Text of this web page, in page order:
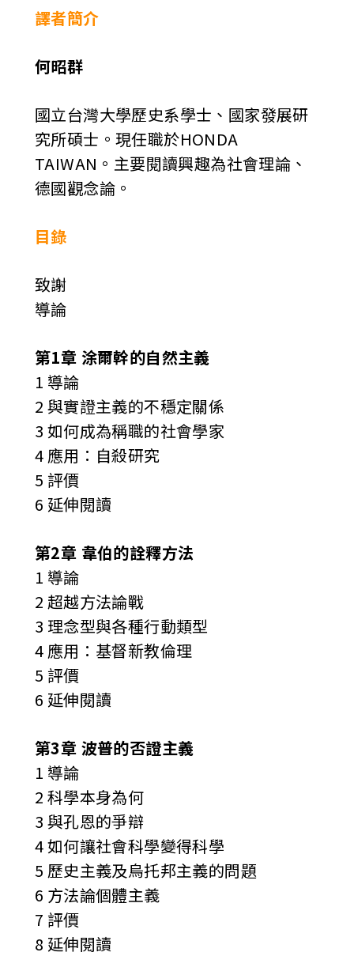
譯者簡介
何昭群
國立台灣大學歷史系學士、國家發展研
究所碩士。現任職於HONDA
TAIWAN。主要閱讀興趣為社會理論、
德國觀念論。
目錄
致謝
導論
第1章 涂爾幹的自然主義
1 導論
2 與實證主義的不穩定關係
3 如何成為稱職的社會學家
4 應用：自殺研究
5 評價
6 延伸閱讀
第2章 韋伯的詮釋方法
1 導論
2 超越方法論戰
3 理念型與各種行動類型
4 應用：基督新教倫理
5 評價
6 延伸閱讀
第3章 波普的否證主義
1 導論
2 科學本身為何
3 與孔恩的爭辯
4 如何讓社會科學變得科學
5 歷史主義及烏托邦主義的問題
6 方法論個體主義
7 評價
8 延伸閱讀